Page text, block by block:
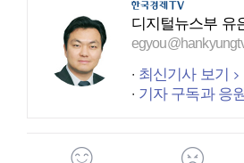
디지털뉴스부 유
최신기사 보기
기자 구독과 응